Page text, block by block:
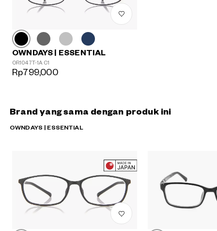
OWNDAYS | ESSENTIAL
OR1047T-1A C1
Rp799,000
Brand yang sama dengan produk ini
OWNDAYS | ESSENTIAL